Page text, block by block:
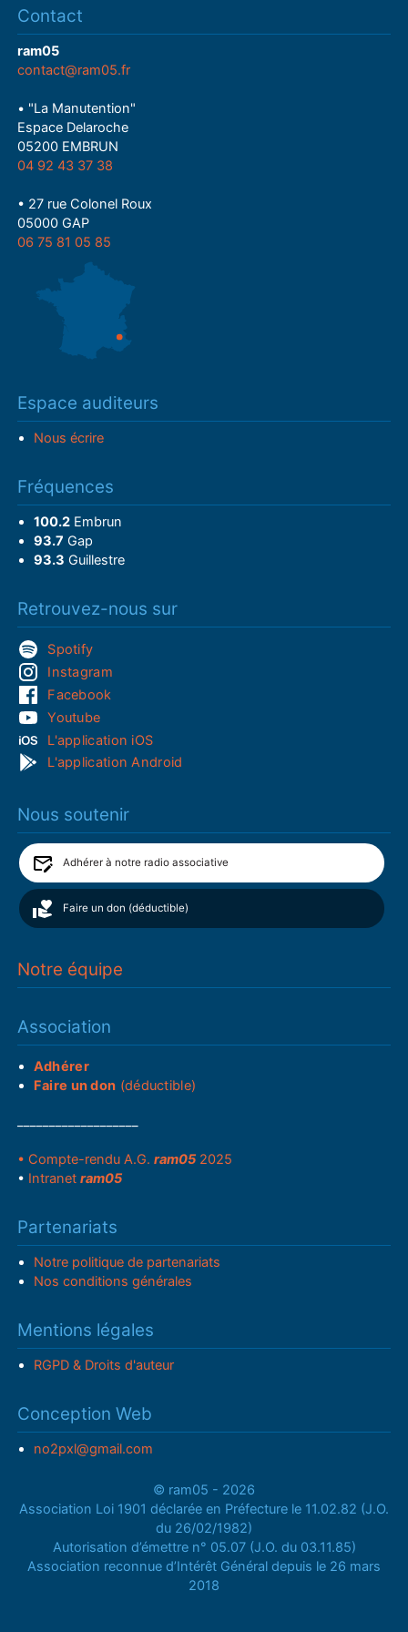
Contact
ram05
contact@ram05.fr
• "La Manutention"
Espace Delaroche
05200 EMBRUN
04 92 43 37 38
• 27 rue Colonel Roux
05000 GAP
06 75 81 05 85
Espace auditeurs
Nous écrire
Fréquences
100.2Embrun
93.7 Gap
93.3 Guillestre
Retrouvez-nous sur
Spotify
Instagram
Facebook
Youtube
L'application iOS
L'application Android
Nous soutenir
Adhérer à notre radio associative
Faire un don (déductible)
Notre équipe
Association
Adhérer
Faire un don (déductible)
• Compte-rendu A.G.ram05 2025
• Intranetram05
Partenariats
Notre politique de partenariats
Nos conditions générales
Mentions légales
RGPD & Droits d'auteur
Conception Web
no2pxl@gmail.com
© ram05 - 2026
Association Loi 1901 déclarée en Préfecture le 11.02.82 (J.O.
du 26/02/1982)
Autorisation d’émettre n° 05.07 (J.O. du 03.11.85)
Association reconnue d’Intérêt Général depuis le 26 mars
2018